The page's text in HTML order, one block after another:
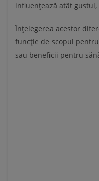
influențează atât
Înțelegerea acestor
funcție de scopul
sau beneficii pentru